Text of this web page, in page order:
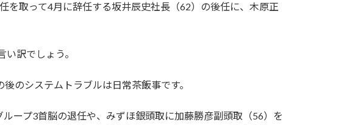
を取って4月に辞任する坂井辰史社長（62）の後任に、木原正
訳でしょう。
のシステムトラブルは日常茶飯事です。
ープ3首脳の退任や、みずほ銀頭取に加藤勝彦副頭取（56）を